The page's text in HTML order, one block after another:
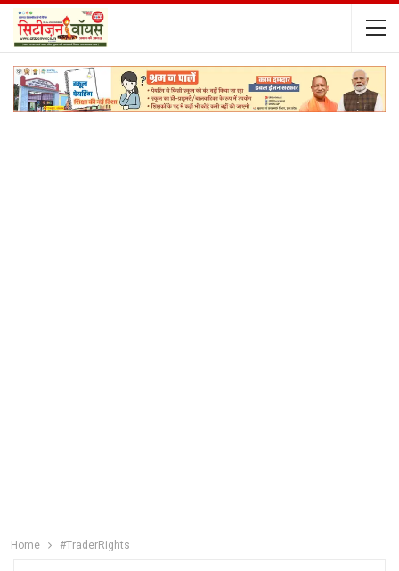
Home #TraderRights